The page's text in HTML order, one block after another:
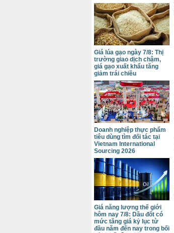
Giá lúa gạo ngày 7/8: Thị
trường giao dịch chậm,
giá gạo xuất khẩu tăng
giảm trái chiều
Doanh nghiệp thực phẩm
tiêu dùng tìm đối tác tại
Vietnam International
Sourcing 2026
Giá năng lượng thế giới
hôm nay 7/8: Dầu đốt có
mức tăng giá kỷ lục từ
đầu năm đến nay trong bối